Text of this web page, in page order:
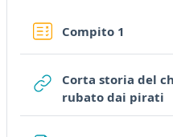
Compito 1
Corta storia del
rubato dai pirati